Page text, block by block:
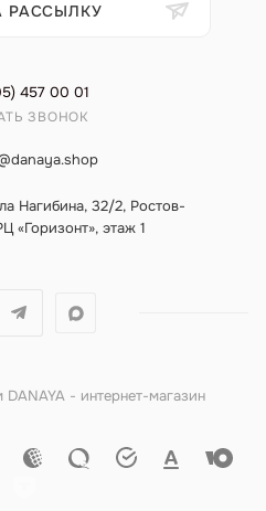
РАССЫЛКУ
457 00 01
ЗВОНОК
Нагибина, 32/2, Ростов-
«Горизонт», этаж 1
- интернет-магазин